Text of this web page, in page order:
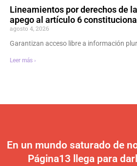
Lineamientos por derechos de
apego al artículo 6 constitucional
agosto 4, 2026
Garantizan acceso libre a información
Leer más ›
En un mundo saturado de
Página13 llega para